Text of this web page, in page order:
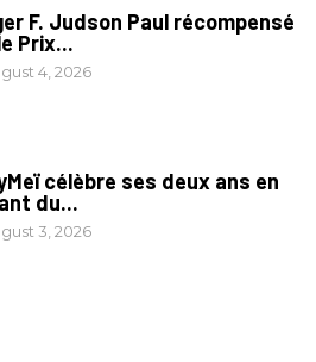
F. Judson Paul récompensé
Prix...
4, 2026
célèbre ses deux ans en
du...
3, 2026